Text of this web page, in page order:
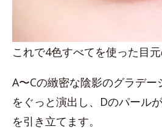
これで4色すべてを使った目元
A〜Cの緻密な陰影のグラデー
をぐっと演出し、Dのパール
を引き立てます。